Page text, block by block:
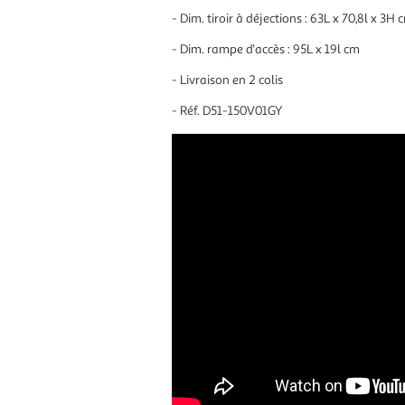
- Dim. tiroir à déjections : 63L x 70,8l x 3H
- Dim. rampe d'accès : 95L x 19l cm
- Livraison en 2 colis
- Réf. D51-150V01GY